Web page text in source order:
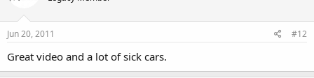
Jun 20, 2011 #12
Great video and a lot of sick cars.